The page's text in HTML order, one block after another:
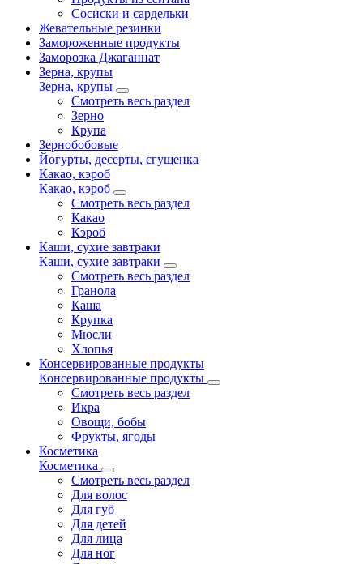
Сосиски и сардельки
Жевательные резинки
Замороженные продукты
Заморозка Джаганнат
Зерна, крупы
Зерна, крупы
Смотреть весь раздел
Зерно
Крупа
Зернобобовые
Йогурты, десерты, сгущенка
Какао, кэроб
Какао, кэроб
Смотреть весь раздел
Какао
Кэроб
Каши, сухие завтраки
Каши, сухие завтраки
Смотреть весь раздел
Гранола
Каша
Крупка
Мюсли
Хлопья
Консервированные продукты
Консервированные продукты
Смотреть весь раздел
Икра
Овощи, бобы
Фрукты, ягоды
Косметика
Косметика
Смотреть весь раздел
Для волос
Для губ
Для детей
Для лица
Для ног